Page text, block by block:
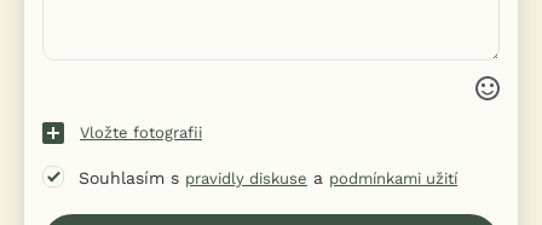
Vložte fotografii
Souhlasím s pravidly diskuse a podmínkami užití